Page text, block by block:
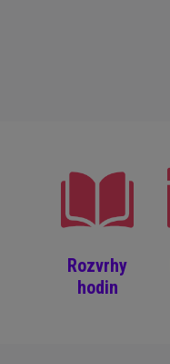
Rozvrhy
hodin